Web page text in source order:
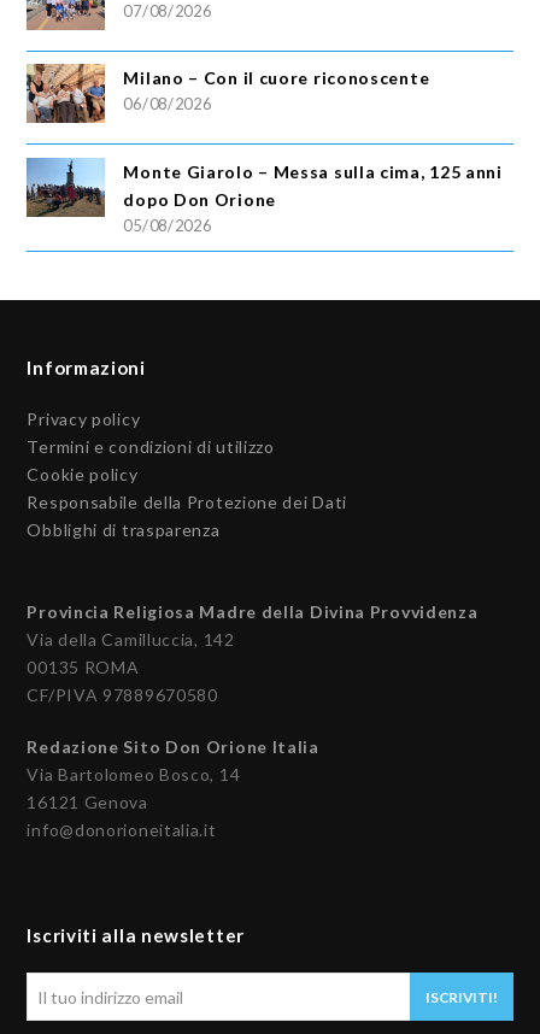
07/08/2026
Milano – Con il cuore riconoscente
06/08/2026
Monte Giarolo – Messa sulla cima, 125 anni
dopo Don Orione
05/08/2026
Informazioni
Privacy policy
Termini e condizioni di utilizzo
Cookie policy
Responsabile della Protezione dei Dati
Obblighi di trasparenza
Provincia Religiosa Madre della Divina Provvidenza
Via della Camilluccia, 142
00135 ROMA
CF/PIVA 97889670580
Redazione Sito Don Orione Italia
Via Bartolomeo Bosco, 14
16121 Genova
info@donorioneitalia.it
Iscriviti alla newsletter
tuo
ISCRIVITI!